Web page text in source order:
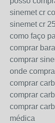
sinemet cr
sinemet cr
como faço
comprar
comprar
onde
comprar
comprar
comprar
médica